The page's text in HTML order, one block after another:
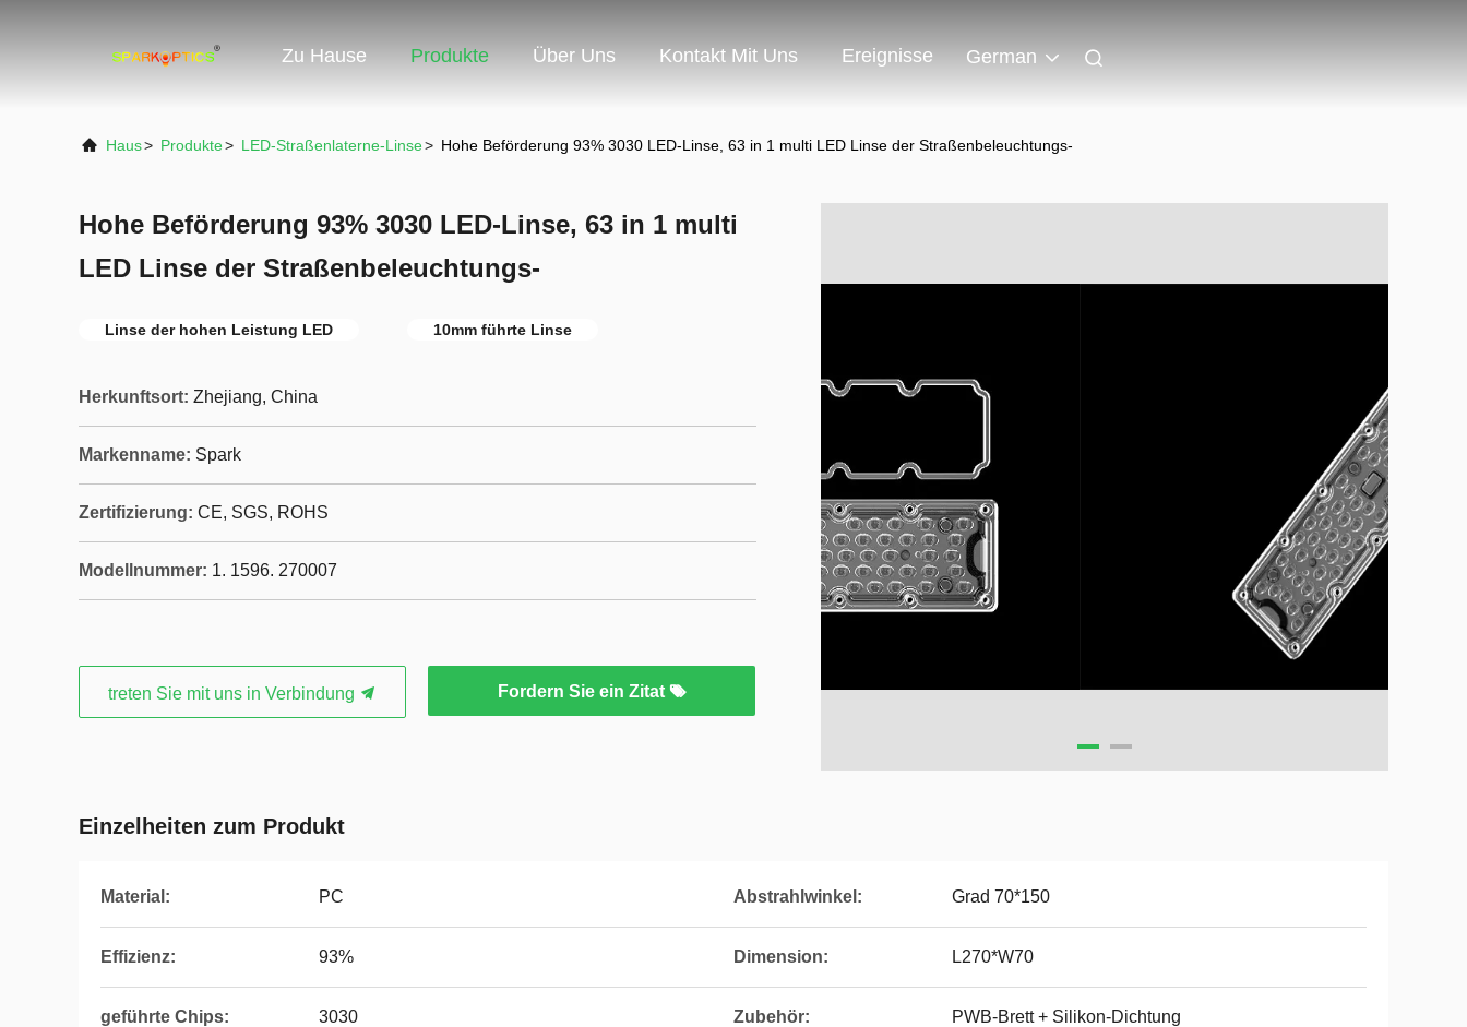
Zu Hause Produkte Über Uns Kontakt Mit Uns Ereignisse German
Haus> Produkte> LED-Straßenlaterne-Linse> Hohe Beförderung 93% 3030 LED-Linse, 63 in 1 multi LED Linse der Straßenbeleuchtungs-
Hohe Beförderung 93% 3030 LED-Linse, 63 in 1 multi
LED Linse der Straßenbeleuchtungs-
Linse der hohen Leistung LED 10mm führte Linse
Herkunftsort: Zhejiang, China
Markenname: Spark
Zertifizierung: CE, SGS, ROHS
Modellnummer: 1. 1596. 270007
treten Sie mit uns in Verbindung Fordern Sie ein Zitat
Einzelheiten zum Produkt
Material: PC Abstrahlwinkel: Grad 70*150
Effizienz: 93% Dimension: L270*W70
geführte Chips: 3030 Zubehör: PWB-Brett + Silikon-Dichtung